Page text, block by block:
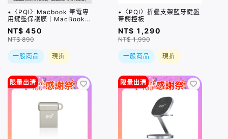
•〈PQI〉Macbook 筆電專
用鍵盤保護膜｜MacBook
Pro 14/16吋 (2021-
2026)、MacBook Air
13/15吋(2026) 適用
NT$ 450
NT$ 890
一般商品 現折
•〈PQI〉折疊支架藍牙鍵盤
帶觸控板
NT$ 1,290
NT$ 1,990
一般商品 現折
限量出清 限量出清